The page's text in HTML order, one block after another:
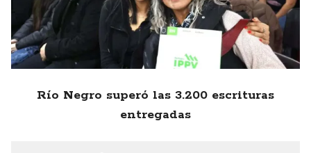
Río Negro superó las 3.200 escrituras
entregadas